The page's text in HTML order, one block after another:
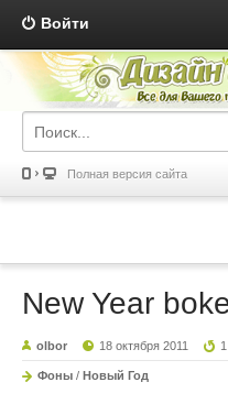
Войти
Полная версия сайта
New Year
olbor 18 октября 2011
Фоны / Новый Год